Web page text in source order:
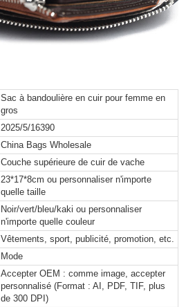
Sac à bandoulière en cuir pour femme en
gros
2025/5/16390
China Bags Wholesale
Couche supérieure de cuir de vache
23*17*8cm ou personnaliser n'importe
quelle taille
Noir/vert/bleu/kaki ou personnaliser
n'importe quelle couleur
Vêtements, sport, publicité, promotion, etc.
Mode
Accepter OEM : comme image, accepter
personnalisé (Format : AI, PDF, TIF, plus
de 300 DPI)